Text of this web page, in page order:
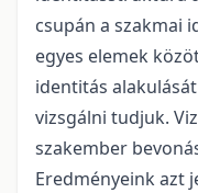
csupán a szakmai
egyes elemek
identitás
vizsgálni tudjuk.
szakember
Eredményeink azt